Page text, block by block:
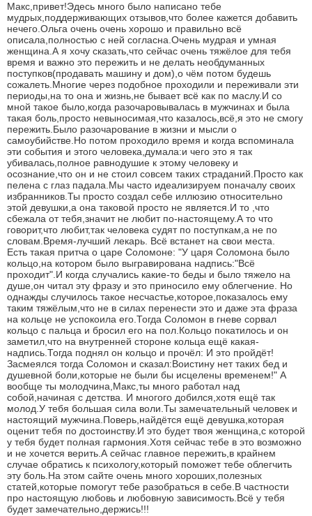
Макс,привет!Эдесь много было написано тебе
мудрых,поддерживающих отзывов,что более кажется добавить
нечего.Ольга очень очень хорошо и правильно всё
описала,полностью с ней согласна.Очень мудрая и умная
женщина.А я хочу сказать,что сейчас очень тяжёлое для тебя
время и важно это пережить и не делать необдуманных
поступков(продавать машину и дом),о чём потом будешь
сожалеть.Многие через подобное проходили и переживали эти
периоды,на то она и жизнь,не бывает всё как по маслу.И со
мной такое было,когда разочаровывалась в мужчинах и была
такая боль,просто невыносимая,что казалось,всё,я это не смогу
пережить.Было разочарование в жизни и мысли о
самоубийстве.Но потом проходило время и когда вспоминала
эти события и этого человека,думала:и чего это я так
убивалась,полное равнодушие к этому человеку и
осознание,что он и не стоил совсем таких страданий.Просто как
пелена с глаз падала.Мы часто идеализируем поначалу своих
избранников.Ты просто создал себе иллюзию относительно
этой девушки,а она таковой просто не является.И то ,что
сбежала от тебя,значит не любит по-настоящему.А то что
говорит,что любит,так человека судят по поступкам,а не по
словам.Время-лучший лекарь. Всё встанет на свои места.
Есть такая притча о царе Соломоне: "У царя Соломона было
кольцо,на котором было выгравирована надпись:"Всё
проходит".И когда случались какие-то беды и было тяжело на
душе,он читал эту фразу и это приносило ему облегчение. Но
однажды случилось такое несчастье,которое,показалось ему
таким тяжёлым,что не в силах перенести это и даже эта фраза
на кольце не успокоила его.Тогда Соломон в гневе сорвал
кольцо с пальца и бросил его на пол.Кольцо покатилось и он
заметил,что на внутренней стороне кольца ещё какая-
надпись.Тогда поднял он кольцо и прочёл: И это пройдёт!
Засмеялся тогда Соломон и сказал:Воистину нет таких бед и
душевной боли,которые не были бы исцелены временем!" А
вообще ты молодчина,Макс,ты много работал над
собой,начиная с детства. И многого добился,хотя ещё так
молод.У тебя большая сила воли.Ты замечательный человек и
настоящий мужчина.Поверь,найдётся ещё девушка,которая
оценит тебя по достоинству.И это будет твоя женщина,с которой
у тебя будет полная гармония.Хотя сейчас тебе в это возможно
и не хочется верить.А сейчас главное пережить,в крайнем
случае обратись к психологу,который поможет тебе облегчить
эту боль.На этом сайте очень много хороших,полезных
статей,которые помогут тебе разобраться в себе.В частности
про настоящую любовь и любовную зависимость.Всё у тебя
будет замечательно,держись!!!